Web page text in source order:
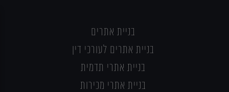
בניית אתרים
בניית אתרים לעורכי דין
בניית אתרי תדמית
בניית אתרי מכירות